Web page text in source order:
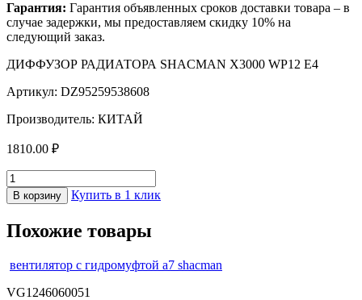
Гарантия: Гарантия объявленных сроков доставки товара – в
случае задержки, мы предоставляем скидку 10% на
следующий заказ.
ДИФФУЗОР РАДИАТОРА SHACMAN X3000 WP12 E4
Артикул: DZ95259538608
Производитель: КИТАЙ
1810.00 ₽
В корзину Купить в 1 клик
Похожие товары
вентилятор с гидромуфтой a7 shacman
VG1246060051